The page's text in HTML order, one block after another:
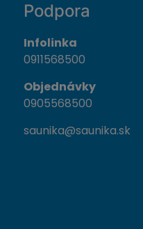
Podpora
Infolinka
0911568500
Objednávky
0905568500
saunika@saunika.sk